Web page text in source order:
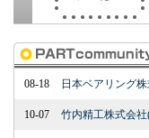
08-18 日本ベアリング
10-07 竹内精工株式会社